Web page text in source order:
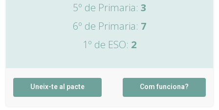
5º de Primaria: 3
6º de Primaria: 7
1º de ESO: 2
Uneix-te al pacte Com funciona?